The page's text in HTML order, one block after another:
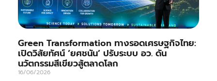
Green Transformation ทางรอดเศรษฐกิจไทย:
เปิดวิสัยทัศน์ ‘ยศชนัน’ ปรับระบบ อว. ดัน
นวัตกรรมสีเขียวสู้ตลาดโลก
16/06/2026